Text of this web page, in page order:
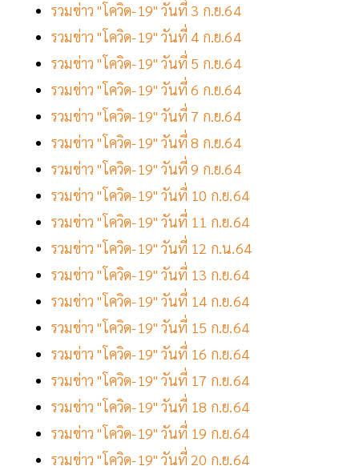
รวมข่าว "โควิด-19" วันที่ 3 ก.ย.64
รวมข่าว "โควิด-19" วันที่ 4 ก.ย.64
รวมข่าว "โควิด-19" วันที่ 5 ก.ย.64
รวมข่าว "โควิด-19" วันที่ 6 ก.ย.64
รวมข่าว "โควิด-19" วันที่ 7 ก.ย.64
รวมข่าว "โควิด-19" วันที่ 8 ก.ย.64
รวมข่าว "โควิด-19" วันที่ 9 ก.ย.64
รวมข่าว "โควิด-19" วันที่ 10 ก.ย.64
รวมข่าว "โควิด-19" วันที่ 11 ก.ย.64
รวมข่าว "โควิด-19" วันที่ 12 ก.น.64
รวมข่าว "โควิด-19" วันที่ 13 ก.ย.64
รวมข่าว "โควิด-19" วันที่ 14 ก.ย.64
รวมข่าว "โควิด-19" วันที่ 15 ก.ย.64
รวมข่าว "โควิด-19" วันที่ 16 ก.ย.64
รวมข่าว "โควิด-19" วันที่ 17 ก.ย.64
รวมข่าว "โควิด-19" วันที่ 18 ก.ย.64
รวมข่าว "โควิด-19" วันที่ 19 ก.ย.64
รวมข่าว "โควิด-19" วันที่ 20 ก.ย.64